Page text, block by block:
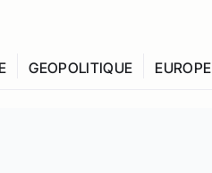
GEOPOLITIQUE EUROPE